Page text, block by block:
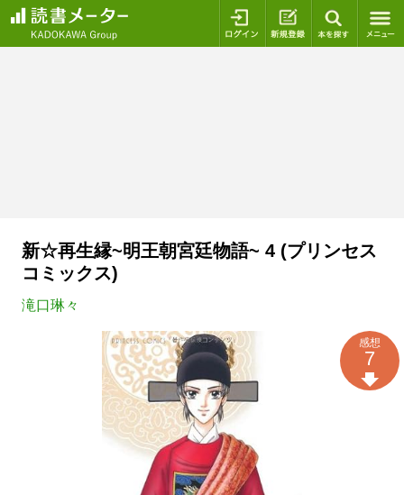
ログイン 新規登録
新☆再生縁~明王朝宮廷物語~ 4 (プリンセス
コミックス)
滝口琳々
感想
7